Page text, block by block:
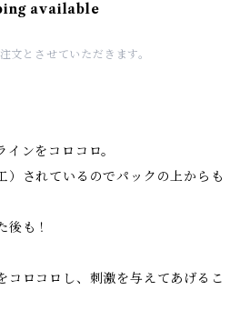
available
文とさせていただきます。
ンをコロコロ。
）されているのでパックの上からも
後も！
コロコロし、刺激を与えてあげるこ